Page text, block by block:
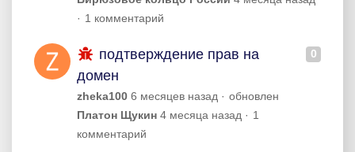
1 комментарий
0
подтверждение прав на
домен
zheka100 6 месяцев назад
обновлен
Платон Щукин 4 месяца назад
1
комментарий